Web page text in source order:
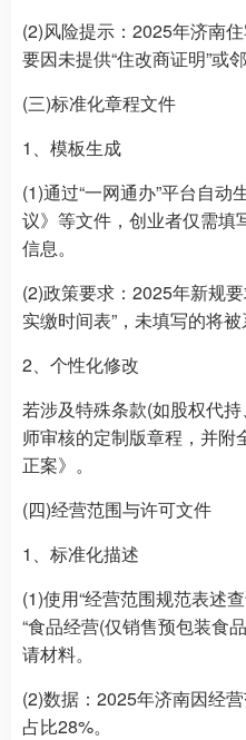
(2)风险提示：2025年济南
要因未提供“住改商证明”或
(三)标准化章程文件
1、模板生成
(1)通过“一网通办”平台自
议》等文件，创业者仅需填
信息。
(2)政策要求：2025年新规
实缴时间表”，未填写的将被
2、个性化修改
若涉及特殊条款(如股权代
师审核的定制版章程，并附
正案》。
(四)经营范围与许可文件
1、标准化描述
(1)使用“经营范围规范表述
“食品经营(仅销售预包装食
请材料。
(2)数据：2025年济南因经
占比28%。